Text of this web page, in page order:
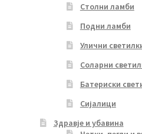
Столни ламби
Подни ламби
Улични
Соларни
Батериски
Сијалици
Здравје и убавина